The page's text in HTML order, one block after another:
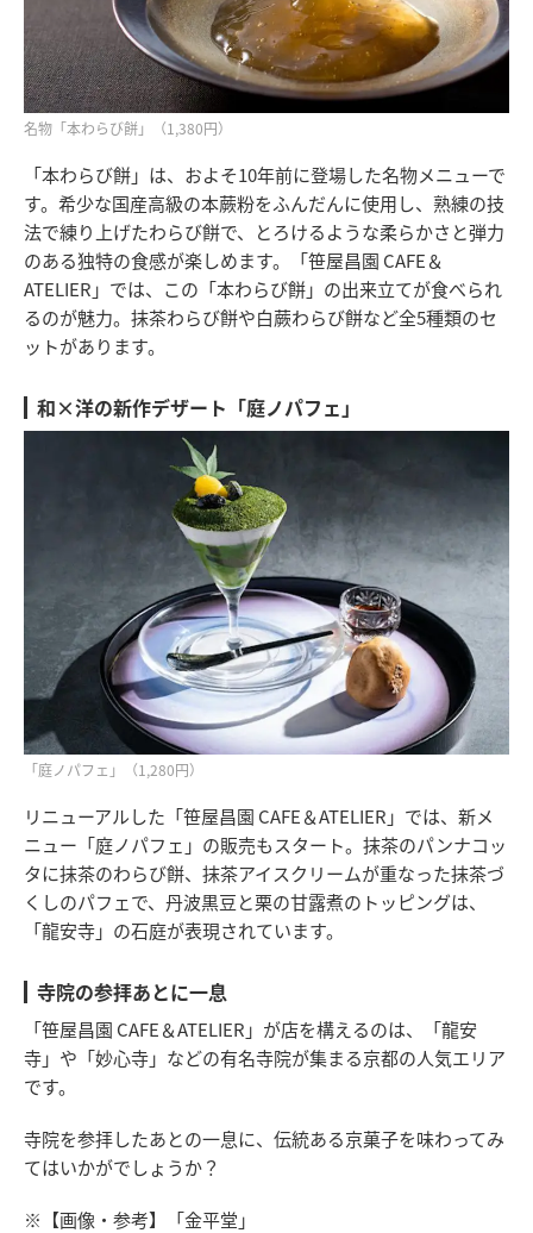
名物「本わらび餅」（1,380円）
「本わらび餅」は、およそ10年前に登場した名物メニューで
す。希少な国産高級の本蕨粉をふんだんに使用し、熟練の技
法で練り上げたわらび餅で、とろけるような柔らかさと弾力
のある独特の食感が楽しめます。「笹屋昌園 CAFE＆
ATELIER」では、この「本わらび餅」の出来立てが食べられ
るのが魅力。抹茶わらび餅や白蕨わらび餅など全5種類のセ
ットがあります。
和×洋の新作デザート「庭ノパフェ」
「庭ノパフェ」（1,280円）
リニューアルした「笹屋昌園 CAFE＆ATELIER」では、新メ
ニュー「庭ノパフェ」の販売もスタート。抹茶のパンナコッ
タに抹茶のわらび餅、抹茶アイスクリームが重なった抹茶づ
くしのパフェで、丹波黒豆と栗の甘露煮のトッピングは、
「龍安寺」の石庭が表現されています。
寺院の参拝あとに一息
「笹屋昌園 CAFE＆ATELIER」が店を構えるのは、「龍安
寺」や「妙心寺」などの有名寺院が集まる京都の人気エリア
です。
寺院を参拝したあとの一息に、伝統ある京菓子を味わってみ
てはいかがでしょうか？
※【画像・参考】「金平堂」